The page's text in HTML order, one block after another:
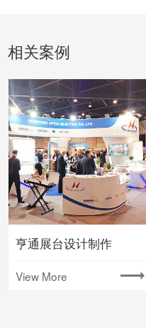
相关案例
亨通展台设计制作
View More